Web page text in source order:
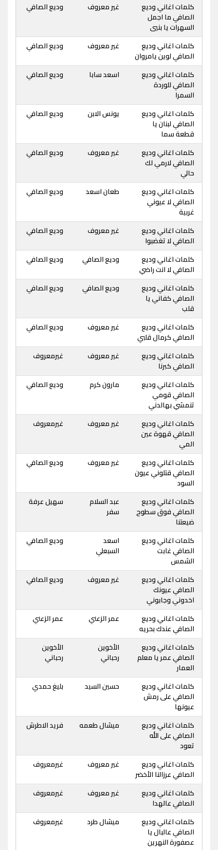
كلمات اغاني وديع
الصافي ما اجمل
السهرات يا بنيي
غير معروف وديع الصافي
كلمات اغاني وديع
الصافي لوين يامروان
غير معروف وديع الصافي
كلمات اغاني وديع
الصافي للوردة
السمرا
اسعد سابا وديع الصافي
كلمات اغاني وديع
الصافي لبنان يا
قطعة سما
يونس الابن وديع الصافي
كلمات اغاني وديع
الصافي لارمي لك
حالي
غير معروف وديع الصافي
كلمات اغاني وديع
الصافي لا عيوني
غربية
طعان اسعد وديع الصافي
كلمات اغاني وديع
الصافي لا تغضبوا
غير معروف وديع الصافي
كلمات اغاني وديع
الصافي لا انت راضي
وديع الصافي وديع الصافي
كلمات اغاني وديع
الصافي كفاني يا
قلب
وديع الصافي وديع الصافي
كلمات اغاني وديع
الصافي كرمال قلبي
غير معروف وديع الصافي
كلمات اغاني وديع
الصافي كبرنا
غير معروف غيرمعروف
كلمات اغاني وديع
الصافي قومي
تنمشي بهالدني
مارون كرم وديع الصافي
كلمات اغاني وديع
الصافي قهوة عين
المي
غير معروف غيرمعروف
كلمات اغاني وديع
الصافي قتلوني عيون
السود
غير معروف وديع الصافي
كلمات اغاني وديع
الصافي فوق سطوح
ضيعتنا
عبد السلام
سفر
سهيل عرفة
كلمات اغاني وديع
الصافي غابت
الشمس
اسعد
السبعلي
وديع الصافي
كلمات اغاني وديع
الصافي عيونك
اخدوني وجابوني
غير معروف وديع الصافي
كلمات اغاني وديع
الصافي عندك بحريه
عمر الزعني عمر الزعني
كلمات اغاني وديع
الصافي عمر يا معلم
العمار
الأخوين
رحباني
الأخوين
رحباني
كلمات اغاني وديع
الصافي على رمش
عيونها
حسين السيد بليغ حمدي
كلمات اغاني وديع
الصافي على الله
تعود
ميشال طعمه فريد الاطرش
كلمات اغاني وديع
الصافي عرزالنا الأخضر
غير معروف غيرمعروف
كلمات اغاني وديع
الصافي عالهدا
غير معروف غيرمعروف
كلمات اغاني وديع
الصافي عالبال يا
عصفورة النهرين
ميشال طرد غيرمعروف